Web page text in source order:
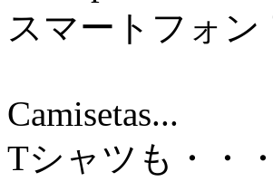
スマートフォ
Camisetas...
Tシャツも・・・